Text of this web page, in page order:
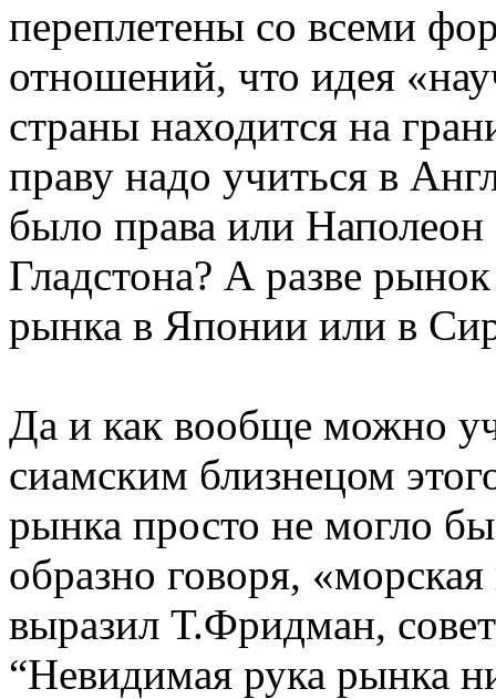
переплетены со всеми
отношений, что идея
страны находится на
праву надо учиться в
было права или
Гладстона? А разве
рынка в Японии или в
Да и как вообще можно
сиамским близнецом
рынка просто не могло
образно говоря,
выразил Т.Фридман,
“Невидимая рука рынка